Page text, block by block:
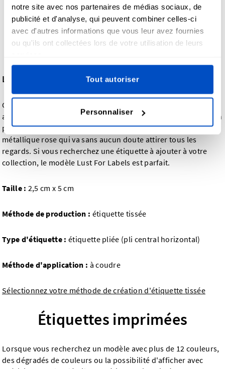
notre site avec nos partenaires de médias sociaux, de
publicité et d'analyse, qui peuvent combiner celles-ci
avec d'autres informations que vous leur avez fournies
ou qu'ils ont collectées lors de votre utilisation de leurs
Tout autoriser
Personnaliser
Lust For Labels
Certaines personnes adorent la vie, nous aussi, mais nous
adorons surtout les étiquettes ! Ce modèle tissé noir doté d'un
pli central horizontal associe parfaitement du fil blanc à du fil
métallique rose qui va sans aucun doute attirer tous les
regards. Si vous recherchez une étiquette à ajouter à votre
collection, le modèle Lust For Labels est parfait.
Taille : 2,5 cm x 5 cm
Méthode de production : étiquette tissée
Type d'étiquette : étiquette pliée (pli central horizontal)
Méthode d'application : à coudre
Sélectionnez votre méthode de création d'étiquette tissée
Étiquettes imprimées
Lorsque vous recherchez un modèle avec plus de 12 couleurs,
des dégradés de couleurs ou la possibilité d'afficher avec